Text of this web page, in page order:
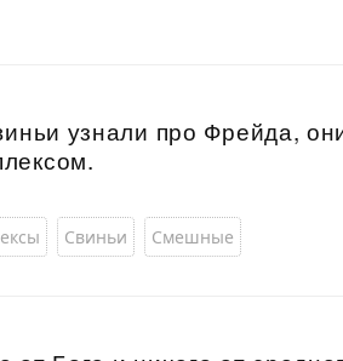
узнали про Фрейда,
Свиньи Смешные